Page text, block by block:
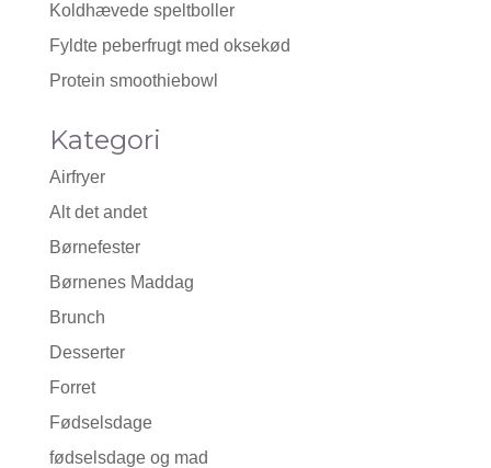
Koldhævede speltboller
Fyldte peberfrugt med oksekød
Protein smoothiebowl
Kategori
Airfryer
Alt det andet
Børnefester
Børnenes Maddag
Brunch
Desserter
Forret
Fødselsdage
fødselsdage og mad